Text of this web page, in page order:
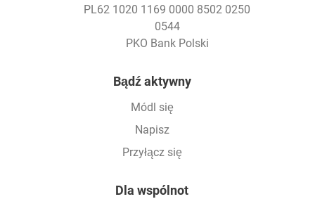
PL62 1020 1169 0000 8502 0250
0544
PKO Bank Polski
Bądź aktywny
Módl się
Napisz
Przyłącz się
Dla wspólnot